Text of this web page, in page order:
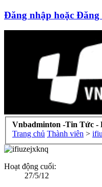
Đăng nhập hoặc Đăng
Vnbadminton -Tin Tức -
Trang chủ Thành viên >
Hoạt động cuối:
27/5/12